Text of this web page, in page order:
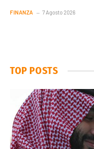
FINANZA 7 Agosto 2026
TOP POSTS